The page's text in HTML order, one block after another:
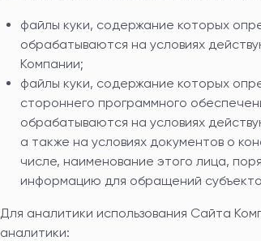
файлы куки, содержание которых
обрабатываются на условиях
Компании;
файлы куки, содержание которых
стороннего программного
обрабатываются на условиях
а также на условиях документов о
числе, наименование этого лица,
информацию для обращений
Для аналитики использования Сайта
аналитики: